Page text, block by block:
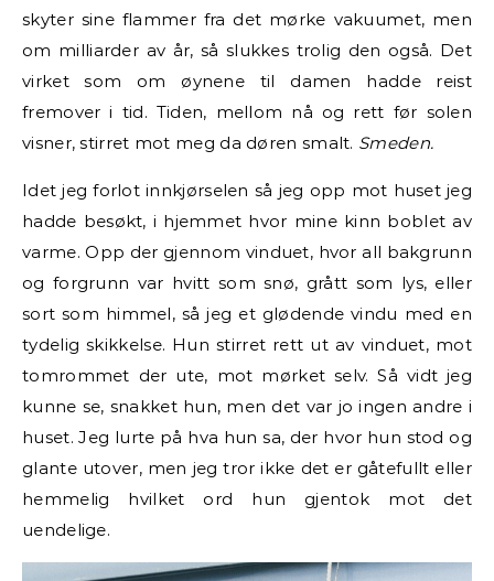
skyter sine flammer fra det mørke vakuumet, men
om milliarder av år, så slukkes trolig den også. Det
virket som om øynene til damen hadde reist
fremover i tid. Tiden, mellom nå og rett før solen
visner, stirret mot meg da døren smalt. Smeden.
Idet jeg forlot innkjørselen så jeg opp mot huset jeg
hadde besøkt, i hjemmet hvor mine kinn boblet av
varme. Opp der gjennom vinduet, hvor all bakgrunn
og forgrunn var hvitt som snø, grått som lys, eller
sort som himmel, så jeg et glødende vindu med en
tydelig skikkelse. Hun stirret rett ut av vinduet, mot
tomrommet der ute, mot mørket selv. Så vidt jeg
kunne se, snakket hun, men det var jo ingen andre i
huset. Jeg lurte på hva hun sa, der hvor hun stod og
glante utover, men jeg tror ikke det er gåtefullt eller
hemmelig hvilket ord hun gjentok mot det
uendelige.